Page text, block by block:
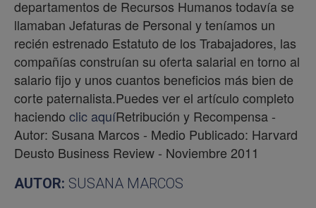
departamentos de Recursos Humanos todavía se
llamaban Jefaturas de Personal y teníamos un
recién estrenado Estatuto de los Trabajadores, las
compañías construían su oferta salarial en torno al
salario fijo y unos cuantos beneficios más bien de
corte paternalista.Puedes ver el artículo completo
haciendo clic aquíRetribución y Recompensa -
Autor: Susana Marcos - Medio Publicado: Harvard
Deusto Business Review - Noviembre 2011
AUTOR: SUSANA MARCOS